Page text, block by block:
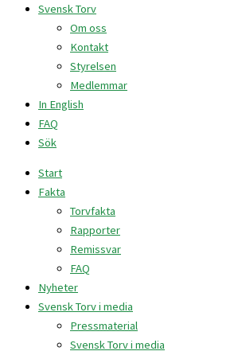
Svensk Torv
Om oss
Kontakt
Styrelsen
Medlemmar
In English
FAQ
Sök
Start
Fakta
Torvfakta
Rapporter
Remissvar
FAQ
Nyheter
Svensk Torv i media
Pressmaterial
Svensk Torv i media